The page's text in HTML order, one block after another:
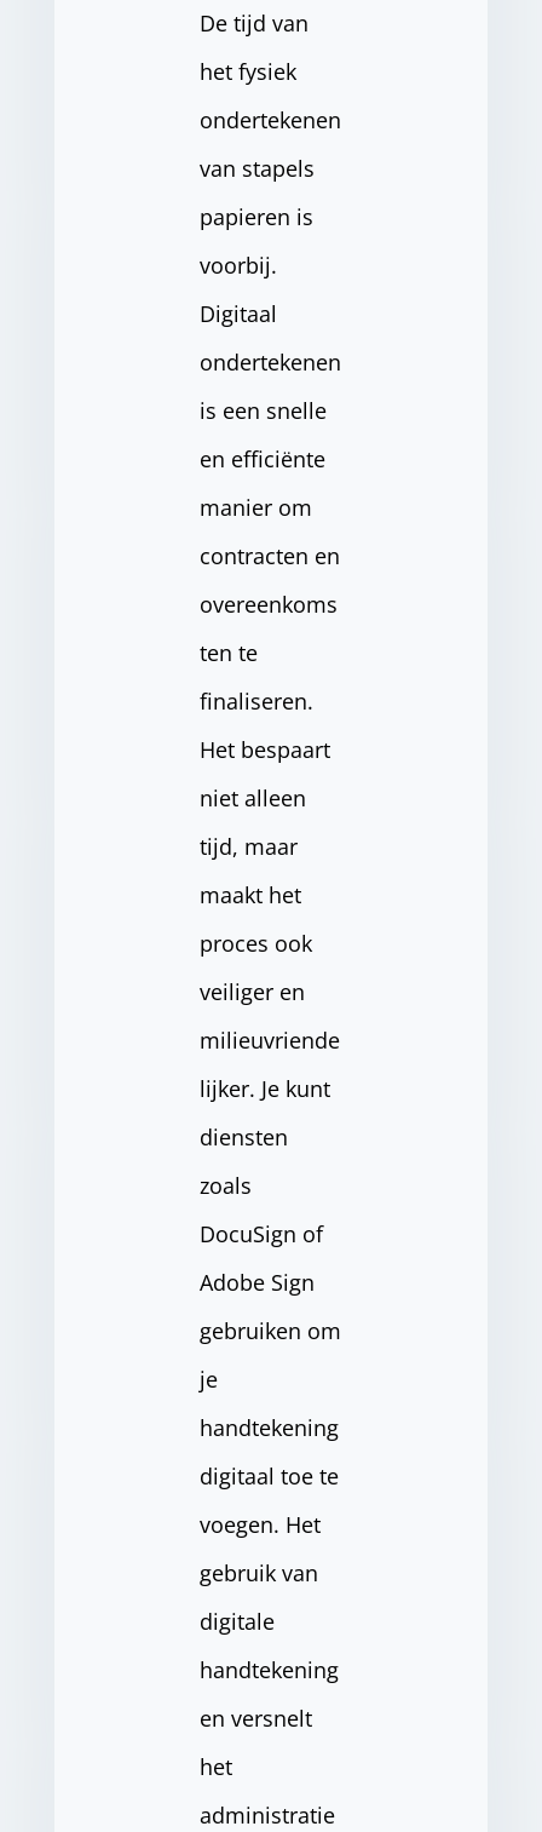
De tijd van
het fysiek
ondertekenen
van stapels
papieren is
voorbij.
Digitaal
ondertekenen
is een snelle
en efficiënte
manier om
contracten en
overeenkoms
ten te
finaliseren.
Het bespaart
niet alleen
tijd, maar
maakt het
proces ook
veiliger en
milieuvriende
lijker. Je kunt
diensten
zoals
DocuSign of
Adobe Sign
gebruiken om
je
handtekening
digitaal toe te
voegen. Het
gebruik van
digitale
handtekening
en versnelt
het
administratie